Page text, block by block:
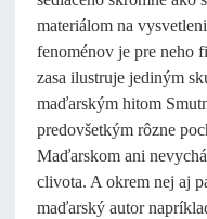
materiálom na
fenoménov je pre neho
zasa ilustruje jediným
maďarským hitom
predovšetkým rôzne
Maďarskom ani
clivota. A okrem nej aj
maďarský autor